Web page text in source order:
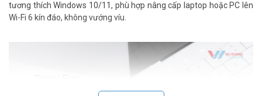
tương thích Windows 10/11, phù hợp nâng cấp laptop hoặc PC lên
Wi-Fi 6 kín đáo, không vướng víu.